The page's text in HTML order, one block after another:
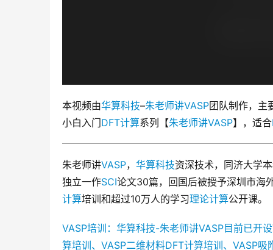
本视频由华算科技–朱老师讲VASP团队制作，主
小白入门DFT计算系列【朱老师讲VASP】，适合
朱老师讲VASP， 华算科技资深技术，同济大学
独立一作SCI论文30篇，回国后被授予深圳市海
计算培训和超过10万人的学习理论计算公开课。
VASP培训：华算科技-朱老师讲VASP目前已开
算培训、VASP二维材料DFT计算培训、VASP